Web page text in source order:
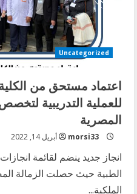
Uncategorized
اعتماد مستحق من الكلية
للعملية التدريبية
المصرية
morsi33 أبريل 14, 2022
انجاز جديد ينضم لقائمة
الطبية حيث حصلت الزمالة
الملكية...